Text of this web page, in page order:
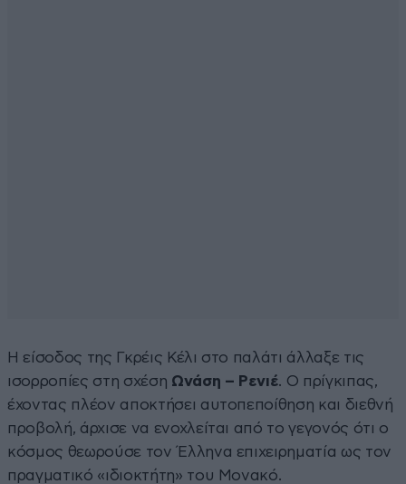
Η είσοδος της Γκρέις Κέλι στο παλάτι άλλαξε τις
ισορροπίες στη σχέση Ωνάση – Ρενιέ. Ο πρίγκιπας,
έχοντας πλέον αποκτήσει αυτοπεποίθηση και διεθνή
προβολή, άρχισε να ενοχλείται από το γεγονός ότι ο
κόσμος θεωρούσε τον Έλληνα επιχειρηματία ως τον
πραγματικό «ιδιοκτήτη» του Μονακό.